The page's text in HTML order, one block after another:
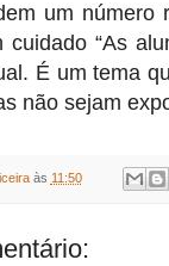
um
cuidado “As
É um tema
não sejam
às 11:50